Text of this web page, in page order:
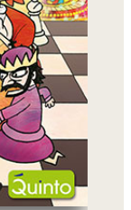
DE LA COMPRA
€